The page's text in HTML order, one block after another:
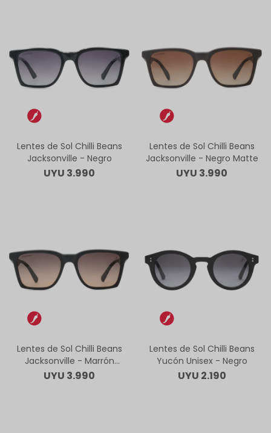
Lentes de Sol Chilli Beans
Jacksonville - Negro
UYU 3.990
Lentes de Sol Chilli Beans
Jacksonville - Negro Matte
UYU 3.990
Lentes de Sol Chilli Beans
Jacksonville - Marrón
Matte
UYU 3.990
Lentes de Sol Chilli Beans
Yucón Unisex - Negro
UYU 2.190